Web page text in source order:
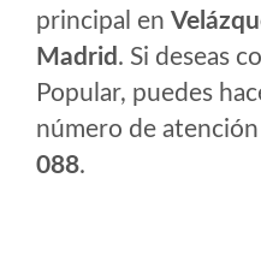
principal en
Madrid . Si deseas
Popular, puedes
número de
088.